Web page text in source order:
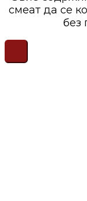
смеат да се
без